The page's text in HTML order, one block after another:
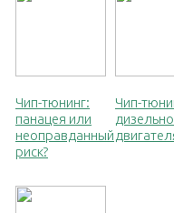
Чип-тюнинг:
панацея или
неоправданный
риск?
Чип-